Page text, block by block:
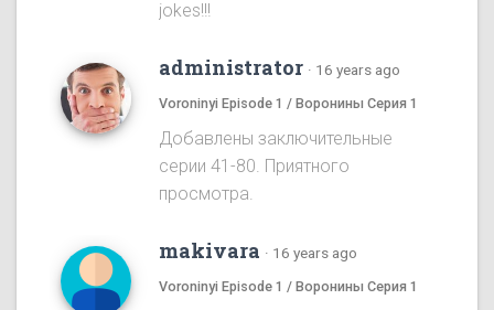
jokes!!!
administrator · 16 years ago
Voroninyi Episode 1 / Воронины Серия 1
Добавлены заключительные
серии 41-80. Приятного
просмотра.
makivara · 16 years ago
Voroninyi Episode 1 / Воронины Серия 1